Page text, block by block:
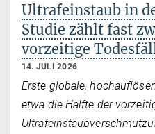
Ultrafeinstaub in
Studie zählt fast
vorzeitige
14. JULI 2026
Erste globale,
etwa die Hälfte der